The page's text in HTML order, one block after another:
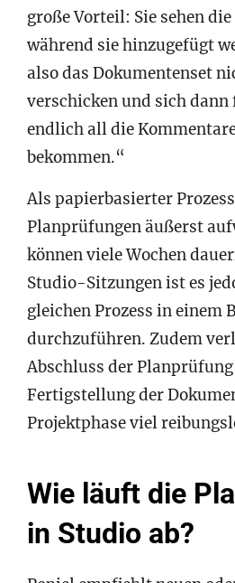
große Vorteil: Sie sehen
während sie hinzugefügt
also das Dokumentenset
verschicken und sich dann
endlich all die
bekommen.“
Als papierbasierter
Planprüfungen äußerst
können viele Wochen
Studio-Sitzungen ist es
gleichen Prozess in einem
durchzuführen. Zudem
Abschluss der
Fertigstellung der
Projektphase viel
Wie läuft die
in Studio ab?